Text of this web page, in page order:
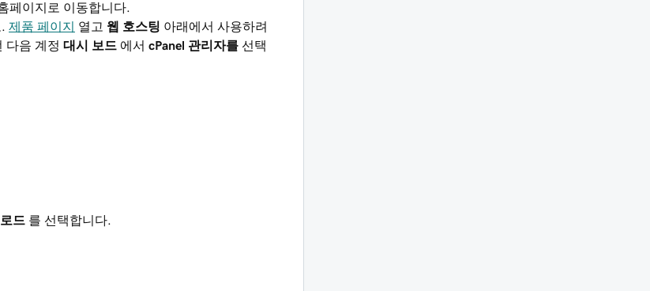
페이지로 이동합니다.
제품 페이지 열고 웹 호스팅 아래에서 사용하려
다음 계정 대시 보드 에서 cPanel 관리자를 선택
드 를 선택합니다.